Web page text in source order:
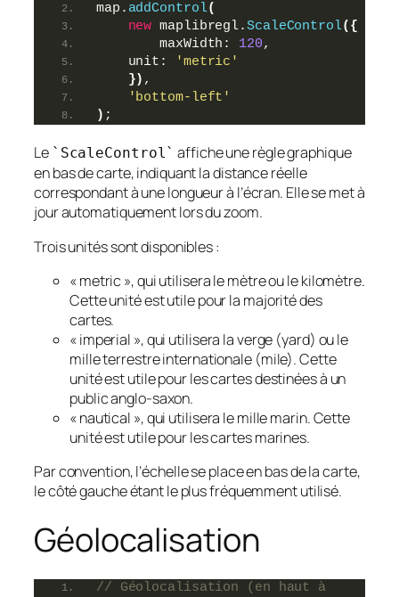
map. addControl(
new maplibregl.ScaleControl( {
        maxWidth:
120,
    unit:
'metric'
}) ,
'bottom-left'
) ;
Le `ScaleControl` affiche une règle graphique
en bas de carte, indiquant la distance réelle
correspondant à une longueur à l’écran. Elle se met à
jour automatiquement lors du zoom.
Trois unités sont disponibles :
« metric », qui utilisera le mètre ou le kilomètre.
Cette unité est utile pour la majorité des
cartes.
« imperial », qui utilisera la verge (yard) ou le
mille terrestre internationale (mile). Cette
unité est utile pour les cartes destinées à un
public anglo-saxon.
« nautical », qui utilisera le mille marin. Cette
unité est utile pour les cartes marines.
Par convention, l’échelle se place en bas de la carte,
le côté gauche étant le plus fréquemment utilisé.
Géolocalisation
// Géolocalisation (en haut à